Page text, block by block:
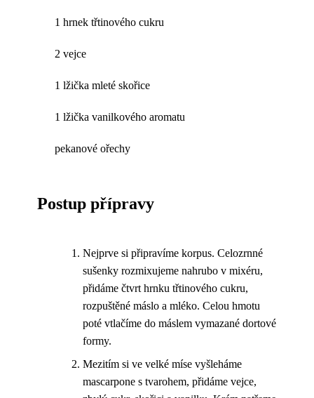
1 hrnek třtinového cukru
2 vejce
1 lžička mleté skořice
1 lžička vanilkového aromatu
pekanové ořechy
Postup přípravy
Nejprve si připravíme korpus. Celozrnné
sušenky rozmixujeme nahrubo v mixéru,
přidáme čtvrt hrnku třtinového cukru,
rozpuštěné máslo a mléko. Celou hmotu
poté vtlačíme do máslem vymazané dortové
formy.
Mezitím si ve velké míse vyšleháme
mascarpone s tvarohem, přidáme vejce,